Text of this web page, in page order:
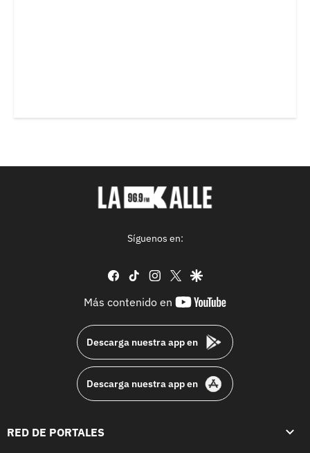
Síguenos en:
facebook
tiktok instagram
twittergoogle
Más contenido en
youtube-
Descarga nuestra app en
Descarga nuestra app en
RED DE PORTALES